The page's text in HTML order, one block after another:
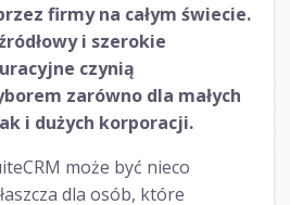
firmy na całym świecie.
i szerokie
czynią
zarówno dla małych
i dużych korporacji.
może być nieco
dla osób, które